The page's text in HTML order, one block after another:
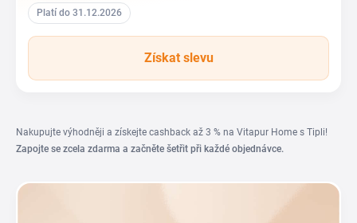
Platí do 31.12.2026
Získat slevu
Nakupujte výhodněji a získejte cashback až 3 % na Vitapur Home s Tipli!
Zapojte se zcela zdarma a začněte šetřit při každé objednávce.